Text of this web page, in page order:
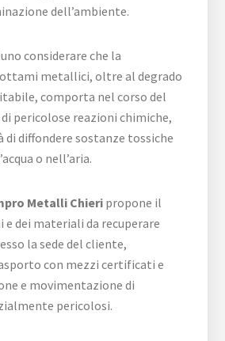
dell’ambiente.
considerare che la
metallici, oltre al degrado
comporta nel corso del
pericolose reazioni chimiche,
di diffondere sostanze tossiche
o nell’aria.
Metalli Chieri propone il
dei materiali da recuperare
la sede del cliente,
con mezzi certificati e
e movimentazione di
pericolosi.